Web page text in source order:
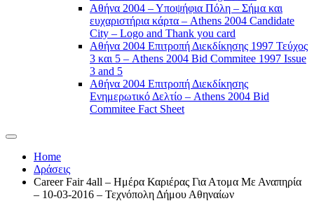
Αθήνα 2004 – Υποψήφια Πόλη – Σήμα και
ευχαριστήρια κάρτα – Athens 2004 Candidate
City – Logo and Thank you card
Αθήνα 2004 Επιτροπή Διεκδίκησης 1997 Τεύχος
3 και 5 – Athens 2004 Bid Commitee 1997 Issue
3 and 5
Αθήνα 2004 Επιτροπή Διεκδίκησης
Ενημερωτικό Δελτίο – Athens 2004 Bid
Commitee Fact Sheet
Home
Δράσεις
Career Fair 4all – Ημέρα Καριέρας Για Ατομα Με Αναπηρία
– 10-03-2016 – Τεχνόπολη Δήμου Αθηναίων